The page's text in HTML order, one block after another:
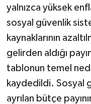
yalnızca yüksek
sosyal güvenlik
kaynaklarının
gelirden aldığı
tablonun temel
kaydedildi. Sosyal
ayrılan bütçe